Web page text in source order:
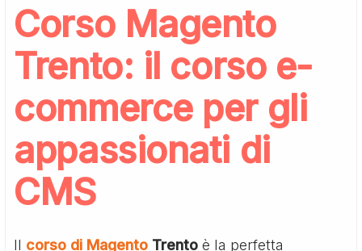
Corso Magento
Trento: il corso e-
commerce per gli
appassionati di
CMS
Il corso di Magento Trento è la perfetta